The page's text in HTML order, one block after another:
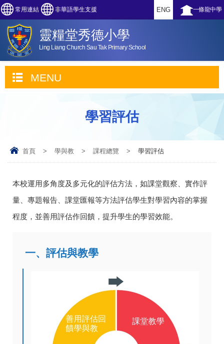
常用連結 非華語學生支援 一條龍中學
ENG
靈糧堂秀德小學
Ling Liang Church Sau Tak Primary School
MENU
學習評估
首頁 > 學與教 > 課程總覽 > 學習評估
本校運用多角度及多元化的評估方法，如課堂觀察、實作評
量、專題報告、課堂匯報等方法評估學生對學習內容的掌握
程度，並善用評估作回饋，提升學生的學習效能。
一、評估與教學